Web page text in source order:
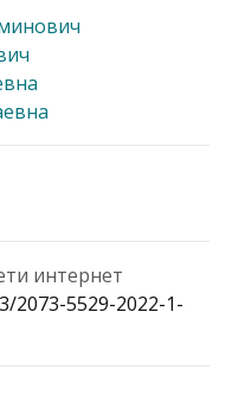
интернет
2073-5529-2022-1-